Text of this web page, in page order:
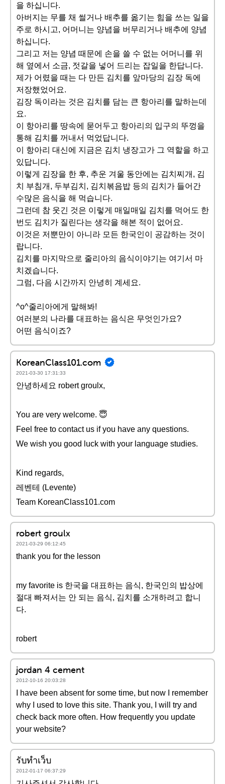
을 하십니다.
아버지는 무를 채 썰거나 배추를 옮기는 힘을 쓰는 일을
주로 하시고, 어머니는 양념을 버무리거나 배추에 양념
하십니다.
그리고 저는 양념 때문에 손을 쓸 수 없는 어머니를 위
해 옆에서 소금, 젓갈을 넣어 드리는 잡일을 한답니다.
제가 어렸을 때는 다 만든 김치를 앞마당의 김장 독에
저장했었어요.
김장 독이라는 것은 김치를 담는 큰 항아리를 말하는데
요.
이 항아리를 땅속에 묻어두고 항아리의 입구의 뚜껑을
통해 김치를 꺼내서 먹었답니다.
이 항아리 대신에 지금은 김치 냉장고가 그 역할을 하고
있답니다.
이렇게 김장을 한 후, 추운 겨울 동안에는 김치찌개, 김
치 부침개, 두부김치, 김치볶음밥 등의 김치가 들어간
수많은 음식을 해 먹습니다.
그런데 참 웃긴 것은 이렇게 매일매일 김치를 먹어도 한
번도 김치가 질린다는 생각을 해본 적이 없어요.
이것은 저뿐만이 아니라 모든 한국인이 공감하는 것이
랍니다.
김치를 마지막으로 줄리아의 음식이야기는 여기서 마
치겠습니다.
그럼, 다음 시간까지 안녕히 계세요.
^o^줄리아에게 말해봐!
여러분의 나라를 대표하는 음식은 무엇인가요?
어떤 음식이죠?
KoreanClass101.com
2021-03-30 17:31:33
안녕하세요 robert groulx,
You are very welcome. 😇
Feel free to contact us if you have any questions.
We wish you good luck with your language studies.
Kind regards,
레벤테 (Levente)
Team KoreanClass101.com
robert groulx
2021-03-29 06:12:45
thank you for the lesson
my favorite is 한국을 대표하는 음식, 한국인의 밥상에
절대 빠져서는 안 되는 음식, 김치를 소개하려고 합니
다.
robert
jordan 4 cement
2012-10-16 20:03:28
I have been absent for some time, but now I remember
why I used to love this site. Thank you, I will try and
check back more often. How frequently you update
your website?
รับทำเว็บ
2012-01-17 06:37:29